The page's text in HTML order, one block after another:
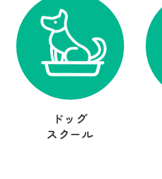
ドッグ
スクール